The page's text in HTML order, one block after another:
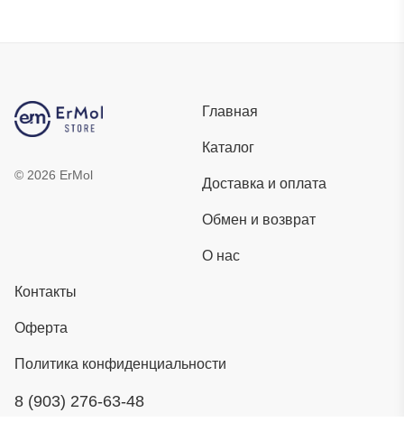
© 2026 ErMol
Главная
Каталог
Доставка и оплата
Обмен и возврат
О нас
Контакты
Оферта
Политика конфиденциальности
8 (903) 276-63-48